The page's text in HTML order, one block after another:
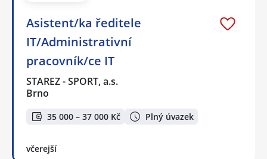
Asistent/ka ředitele
IT/Administrativní
pracovník/ce IT
STAREZ - SPORT, a.s.
Brno
35 000 – 37 000 Kč Plný úvazek
včerejší